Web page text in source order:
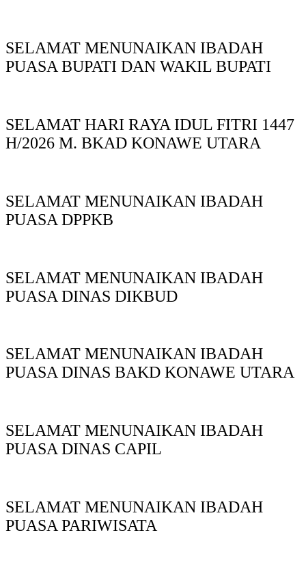
SELAMAT MENUNAIKAN IBADAH
PUASA BUPATI DAN WAKIL BUPATI
SELAMAT HARI RAYA IDUL FITRI 1447
H/2026 M. BKAD KONAWE UTARA
SELAMAT MENUNAIKAN IBADAH
PUASA DPPKB
SELAMAT MENUNAIKAN IBADAH
PUASA DINAS DIKBUD
SELAMAT MENUNAIKAN IBADAH
PUASA DINAS BAKD KONAWE UTARA
SELAMAT MENUNAIKAN IBADAH
PUASA DINAS CAPIL
SELAMAT MENUNAIKAN IBADAH
PUASA PARIWISATA